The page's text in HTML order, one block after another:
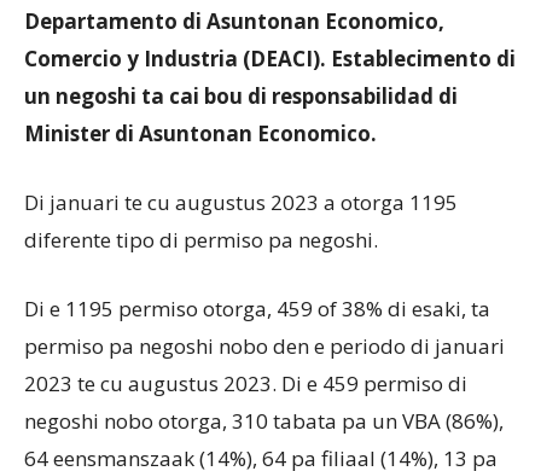
Departamento di Asuntonan Economico,
Comercio y Industria (DEACI). Establecimento di
un negoshi ta cai bou di responsabilidad di
Minister di Asuntonan Economico.
Di januari te cu augustus 2023 a otorga 1195
diferente tipo di permiso pa negoshi.
Di e 1195 permiso otorga, 459 of 38% di esaki, ta
permiso pa negoshi nobo den e periodo di januari
2023 te cu augustus 2023. Di e 459 permiso di
negoshi nobo otorga, 310 tabata pa un VBA (86%),
64 eensmanszaak (14%), 64 pa filiaal (14%), 13 pa